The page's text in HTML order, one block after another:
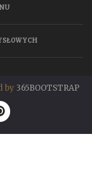
by 365BOOTSTRAP